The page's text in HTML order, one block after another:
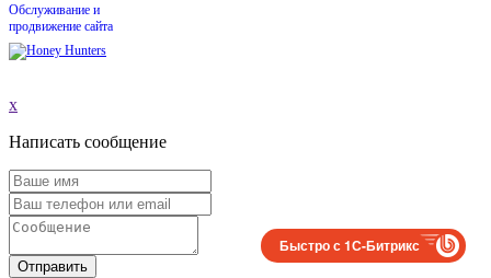
Обслуживание и
продвижение сайта
x
Написать сообщение
Отправить
Быстро с 1С-Битрикс